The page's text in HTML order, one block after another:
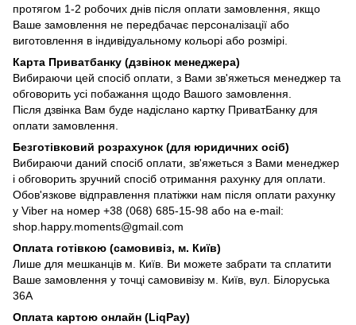
протягом 1-2 робочих днів після оплати замовлення, якщо
Ваше замовлення не передбачає персоналізації або
виготовлення в індивідуальному кольорі або розмірі.
Карта Приватбанку (дзвінок менеджера)
Вибираючи цей спосіб оплати, з Вами зв'яжеться менеджер та
обговорить усі побажання щодо Вашого замовлення.
Після дзвінка Вам буде надіслано картку ПриватБанку для
оплати замовлення.
Безготівковий розрахунок (для юридичних осіб)
Вибираючи даний спосіб оплати, зв'яжеться з Вами менеджер
і обговорить зручний спосіб отримання рахунку для оплати.
Обов'язкове відправлення платіжки нам після оплати рахунку
у Viber на номер +38 (068) 685-15-98 або на e-mail:
shop.happy.moments@gmail.com
Оплата готівкою (самовивіз, м. Київ)
Лише для мешканців м. Київ. Ви можете забрати та сплатити
Ваше замовлення у точці самовивізу м. Київ, вул. Білоруська
36А
Оплата картою онлайн (LiqPay)